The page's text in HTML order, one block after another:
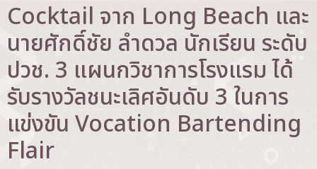
Cocktail จาก Long Beach และ
นายศักดิ์ชัย ลำดวล นักเรียน ระดับ
ปวช. 3 แผนกวิชาการโรงแรม ได้
รับรางวัลชนะเลิศอันดับ 3 ในการ
แข่งขัน Vocation Bartending
Flair